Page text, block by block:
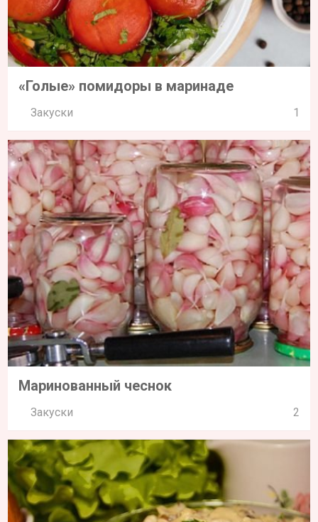
«Голые» помидоры в маринаде
Закуски 1
Маринованный чеснок
Закуски 2